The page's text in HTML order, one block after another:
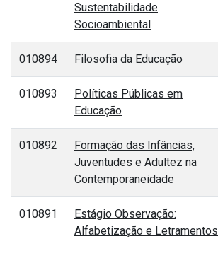
Sustentabilidade
Socioambiental
010894 Filosofia da Educação
010893
Políticas Públicas em
Educação
010892
Formação das Infâncias,
Juventudes e Adultez na
Contemporaneidade
010891
Estágio Observação:
Alfabetização e Letramentos